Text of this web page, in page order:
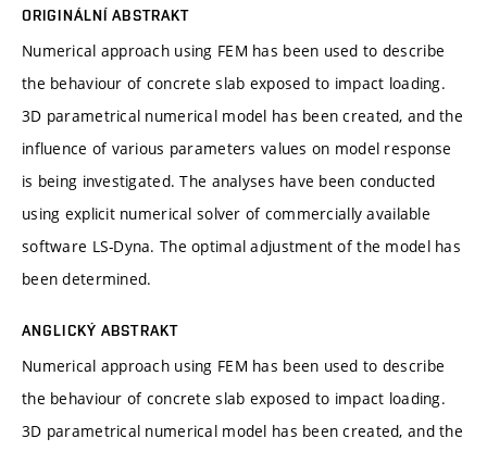
ORIGINÁLNÍ ABSTRAKT
Numerical approach using FEM has been used to describe
the behaviour of concrete slab exposed to impact loading.
3D parametrical numerical model has been created, and the
influence of various parameters values on model response
is being investigated. The analyses have been conducted
using explicit numerical solver of commercially available
software LS-Dyna. The optimal adjustment of the model has
been determined.
ANGLICKÝ ABSTRAKT
Numerical approach using FEM has been used to describe
the behaviour of concrete slab exposed to impact loading.
3D parametrical numerical model has been created, and the